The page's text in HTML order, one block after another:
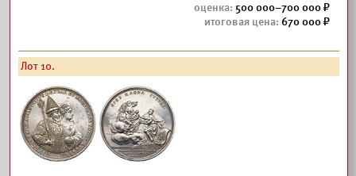
500 000–700 000
670 000
Лот 10.